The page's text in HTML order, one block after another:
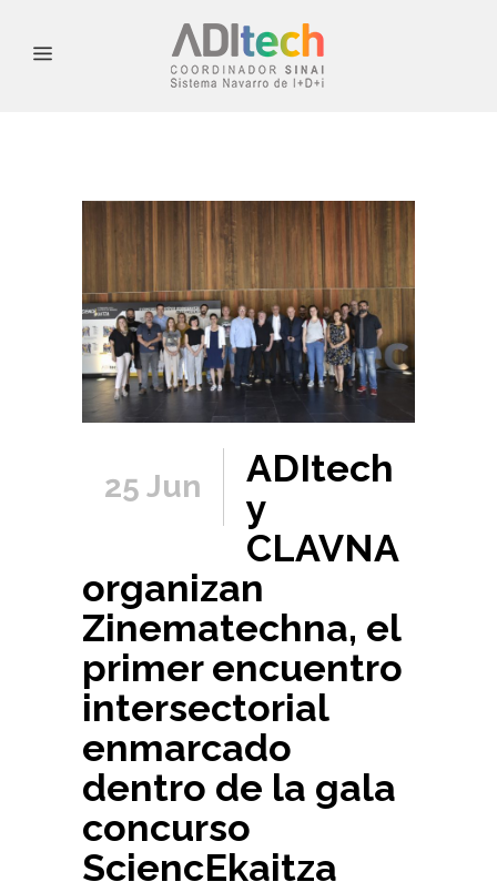
25 Jun
ADItech
y
CLAVNA
organizan
Zinematechna, el
primer encuentro
intersectorial
enmarcado
dentro de la gala
concurso
SciencEkaitza